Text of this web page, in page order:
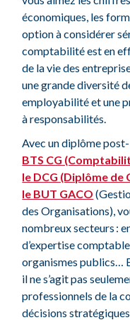
économiques, les
option à considérer
comptabilité est en
de la vie des
une grande diversité
employabilité et une
à responsabilités.
Avec un diplôme
BTS CG
le DCG (Diplôme
le BUT GACO
des Organisations),
nombreux secteurs :
d’expertise
organismes publics…
il ne s’agit pas
professionnels de la
décisions